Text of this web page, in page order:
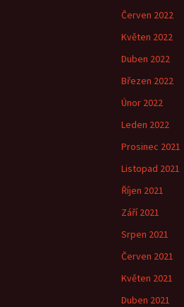
Červen 2022
Květen 2022
Duben 2022
Březen 2022
Únor 2022
Leden 2022
Prosinec 2021
Listopad 2021
Říjen 2021
Září 2021
Srpen 2021
Červen 2021
Květen 2021
Duben 2021